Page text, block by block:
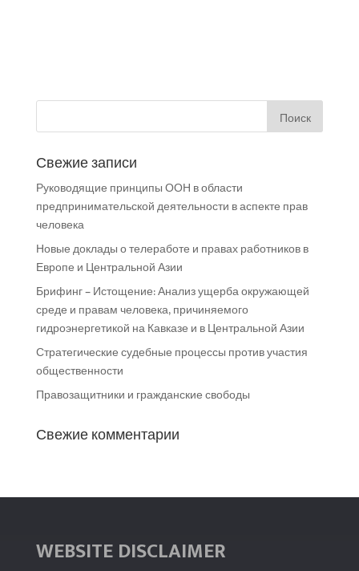
Свежие записи
Руководящие принципы ООН в области
предпринимательской деятельности в аспекте прав
человека
Новые доклады о телеработе и правах работников в
Европе и Центральной Азии
Брифинг – Истощение: Анализ ущерба окружающей
среде и правам человека, причиняемого
гидроэнергетикой на Кавказе и в Центральной Азии
Стратегические судебные процессы против участия
общественности
Правозащитники и гражданские свободы
Свежие комментарии
WEBSITE DISCLAIMER